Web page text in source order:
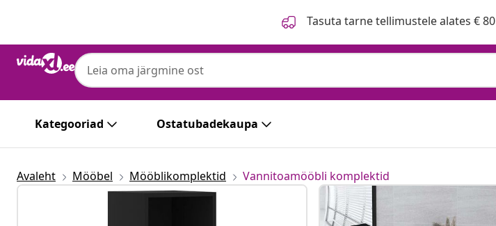
Tasuta tarne tellimustele alates € 80
Kategooriad Ostatubadekaupa
Avaleht Mööbel Mööblikomplektid Vannitoamööbli komplektid